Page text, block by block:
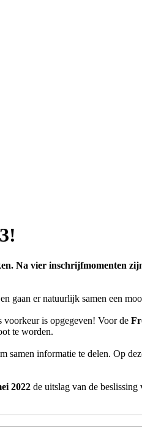
Na vier inschrijfmomenten
gaan er natuurlijk samen een
voorkeur is opgegeven! Voor de
te worden.
samen informatie te delen. Op
2022 de uitslag van de beslissing